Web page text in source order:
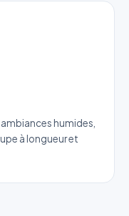
humides,
à longueur et